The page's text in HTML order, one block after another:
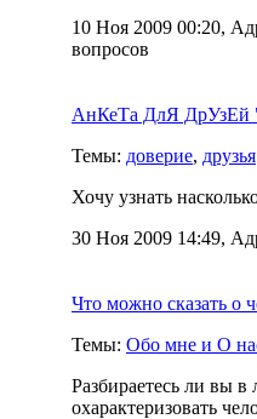
10 Ноя 2009 00:20,
вопросов
АнКеТа ДлЯ ДрУзЕй
Темы: доверие, друзья
Хочу узнать
30 Ноя 2009 14:49,
Что можно сказать о
Темы: Обо мне и О
Разбираетесь ли вы
охарактеризовать